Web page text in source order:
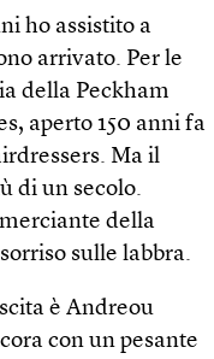
ho assistito a
arrivato. Per le
della Peckham
aperto 150 anni fa
Ma il
di un secolo.
della
sulle labbra.
è Andreou
con un pesante